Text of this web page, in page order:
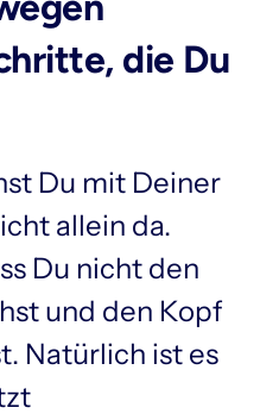
die Du
Du mit Deiner
allein da.
Du nicht den
und den Kopf
Natürlich ist es